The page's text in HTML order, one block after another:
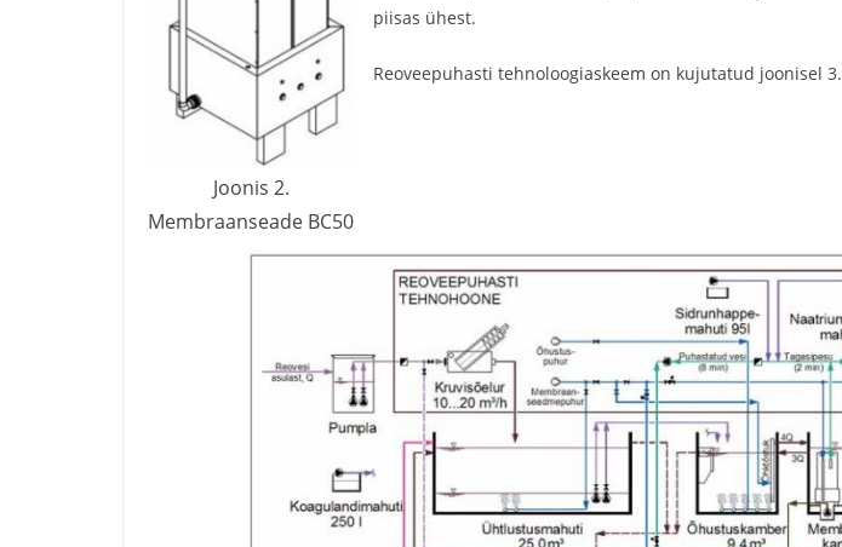
Joonis 2.
Membraanseade BC50
piisas ühest.
Reoveepuhasti tehnoloogiaskeem on kujutatud joonisel 3.